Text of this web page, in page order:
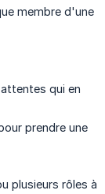
membre d'une
qui en
prendre une
plusieurs rôles à